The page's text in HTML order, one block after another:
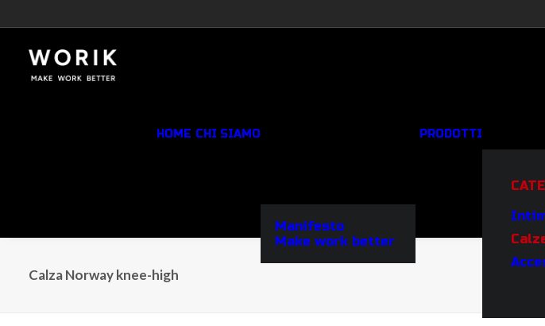
HOME CHI SIAMO
Manifesto
Make work better
PRODOTTI
Calza Norway knee-high